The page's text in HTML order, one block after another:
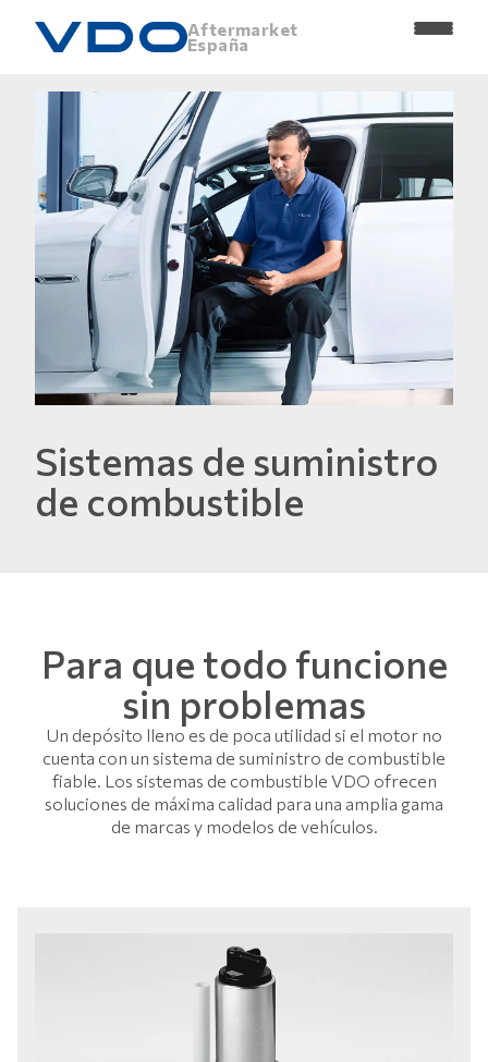
Aftermarket
España
Sistemas de suministro
de combustible
Para que todo funcione
sin problemas
Un depósito lleno es de poca utilidad si el motor no
cuenta con un sistema de suministro de combustible
fiable. Los sistemas de combustible VDO ofrecen
soluciones de máxima calidad para una amplia gama
de marcas y modelos de vehículos.